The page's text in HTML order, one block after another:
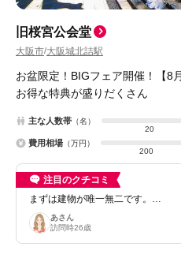
旧桜宮公会堂
大阪市/大阪城北詰駅
お盆限定！BIGフェア開催！【8
お得な特典が盛りだくさん
主な人数帯 （名）
20
費用相場 （万円）
200
注目のクチコミ
まずは建物が唯一無二です。…
あさん
訪問時26歳